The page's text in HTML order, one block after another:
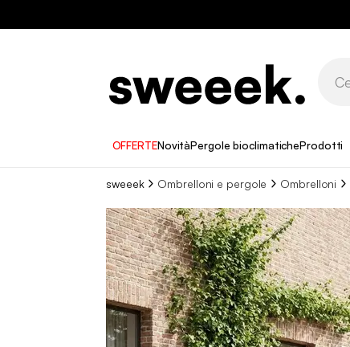
OFFERTENovitàPergole bioclimaticheProdotti
sweeek Ombrelloni e pergole Ombrelloni